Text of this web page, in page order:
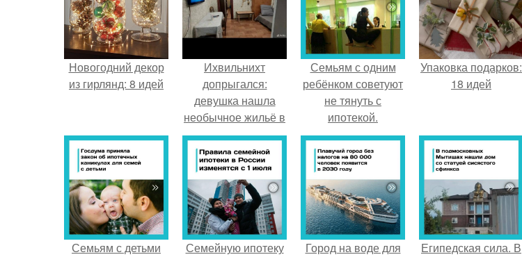
Новогодний декор
из гирлянд: 8 идей
Ихвильнихт
допрыгался:
девушка нашла
необычное жильё в
Пятигорске.
Семьям с одним
ребёнком советуют
не тянуть с
ипотекой.
Упаковка подарков:
18 идей
Семьям с детьми
Семейную ипотеку
Город на воде для
Египедская сила. В